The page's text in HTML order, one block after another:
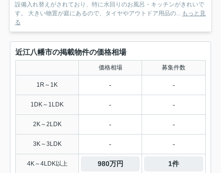
設備入れ替えがされており、特に水回りのお風呂・キッチンがきれいで
す。 大きい物置が庭にあるので、タイヤやアウトドア用品の...
もっと見
る
近江八幡市の掲載物件の価格相場
価格相場 募集件数
1R～1K - -
1DK～1LDK - -
2K～2LDK - -
3K～3LDK - -
4K～4LDK以上 980万円 1件